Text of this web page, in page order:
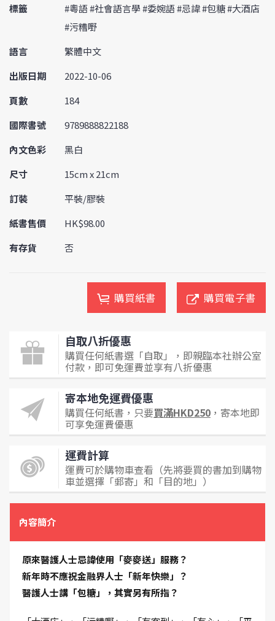
標籤
#粵語 #社會語言學 #委婉語 #忌諱 #包糖 #大酒店
#污糟嘢
語言
繁體中文
出版日期
2022-10-06
頁數
184
國際書號
9789888822188
內文色彩
黑白
尺寸
15cm x 21cm
訂裝
平裝/膠裝
紙書售價
HK$98.00
有存貨
否
購買紙書 購買電子書
自取八折優惠
購買任何紙書選「自取」，即親臨本社辦公室
付款，即可免運費並享有八折優惠
寄本地免運費優惠
購買任何紙書，只要買滿HKD250 ，寄本地即
可享免運費優惠
運費計算
運費可於購物車查看（先將要買的書加到購物
車並選擇「郵寄」和「目的地」）
內容簡介
原來醫護人士忌諱使用「麥麥送」服務？
新年時不應祝金融界人士「新年快樂」？
醫護人士講「包糖」，其實另有所指？